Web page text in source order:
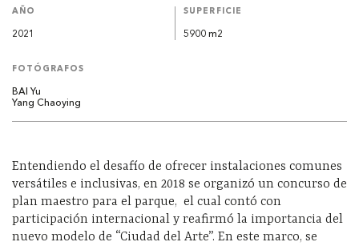
AÑO
2021
SUPERFICIE
5900 m2
FOTÓGRAFOS
BAI Yu
Yang Chaoying
Entendiendo el desafío de ofrecer instalaciones comunes
versátiles e inclusivas, en 2018 se organizó un concurso de
plan maestro para el parque, el cual contó con
participación internacional y reafirmó la importancia del
nuevo modelo de “Ciudad del Arte”. En este marco, se